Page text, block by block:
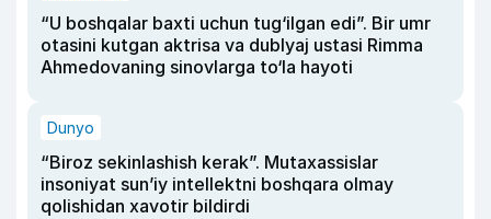
“U boshqalar baxti uchun tug‘ilgan edi”. Bir umr
otasini kutgan aktrisa va dublyaj ustasi Rimma
Ahmedovaning sinovlarga to‘la hayoti
Dunyo
“Biroz sekinlashish kerak”. Mutaxassislar
insoniyat sun’iy intellektni boshqara olmay
qolishidan xavotir bildirdi